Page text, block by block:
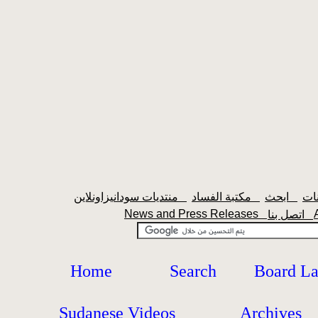
News and Press Releases
Home Search Board
Sudanese Videos Archives